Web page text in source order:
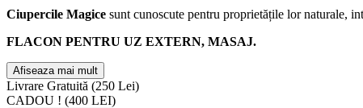
Ciupercile Magice sunt cunoscute pentru proprietățile lor naturale,
FLACON PENTRU UZ EXTERN, MASAJ.
Afiseaza mai mult
Livrare Gratuită (250 Lei)
CADOU ! (400 LEI)